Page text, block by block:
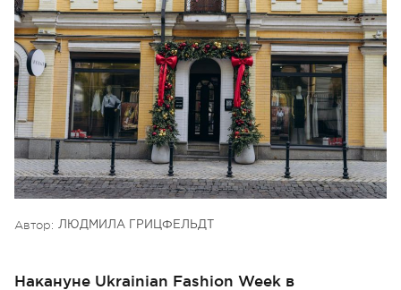
Автор: ЛЮДМИЛА ГРИЦФЕЛЬДТ
Накануне Ukrainian Fashion Week в